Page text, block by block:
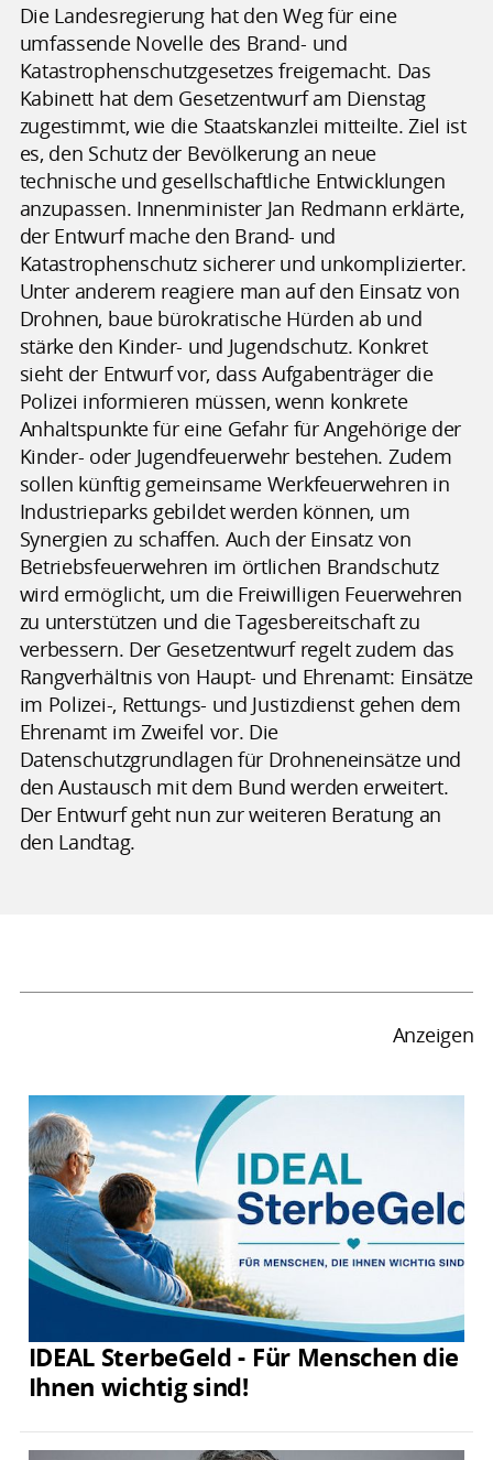
Die Landesregierung hat den Weg für eine
umfassende Novelle des Brand- und
Katastrophenschutzgesetzes freigemacht. Das
Kabinett hat dem Gesetzentwurf am Dienstag
zugestimmt, wie die Staatskanzlei mitteilte. Ziel ist
es, den Schutz der Bevölkerung an neue
technische und gesellschaftliche Entwicklungen
anzupassen. Innenminister Jan Redmann erklärte,
der Entwurf mache den Brand- und
Katastrophenschutz sicherer und unkomplizierter.
Unter anderem reagiere man auf den Einsatz von
Drohnen, baue bürokratische Hürden ab und
stärke den Kinder- und Jugendschutz. Konkret
sieht der Entwurf vor, dass Aufgabenträger die
Polizei informieren müssen, wenn konkrete
Anhaltspunkte für eine Gefahr für Angehörige der
Kinder- oder Jugendfeuerwehr bestehen. Zudem
sollen künftig gemeinsame Werkfeuerwehren in
Industrieparks gebildet werden können, um
Synergien zu schaffen. Auch der Einsatz von
Betriebsfeuerwehren im örtlichen Brandschutz
wird ermöglicht, um die Freiwilligen Feuerwehren
zu unterstützen und die Tagesbereitschaft zu
verbessern. Der Gesetzentwurf regelt zudem das
Rangverhältnis von Haupt- und Ehrenamt: Einsätze
im Polizei-, Rettungs- und Justizdienst gehen dem
Ehrenamt im Zweifel vor. Die
Datenschutzgrundlagen für Drohneneinsätze und
den Austausch mit dem Bund werden erweitert.
Der Entwurf geht nun zur weiteren Beratung an
den Landtag.
Anzeigen
IDEAL SterbeGeld - Für Menschen die
Ihnen wichtig sind!